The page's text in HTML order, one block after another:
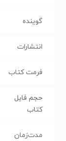
گوینده
انتشارات
فرمت کتاب
حجم فایل
کتاب
مدت‌زمان